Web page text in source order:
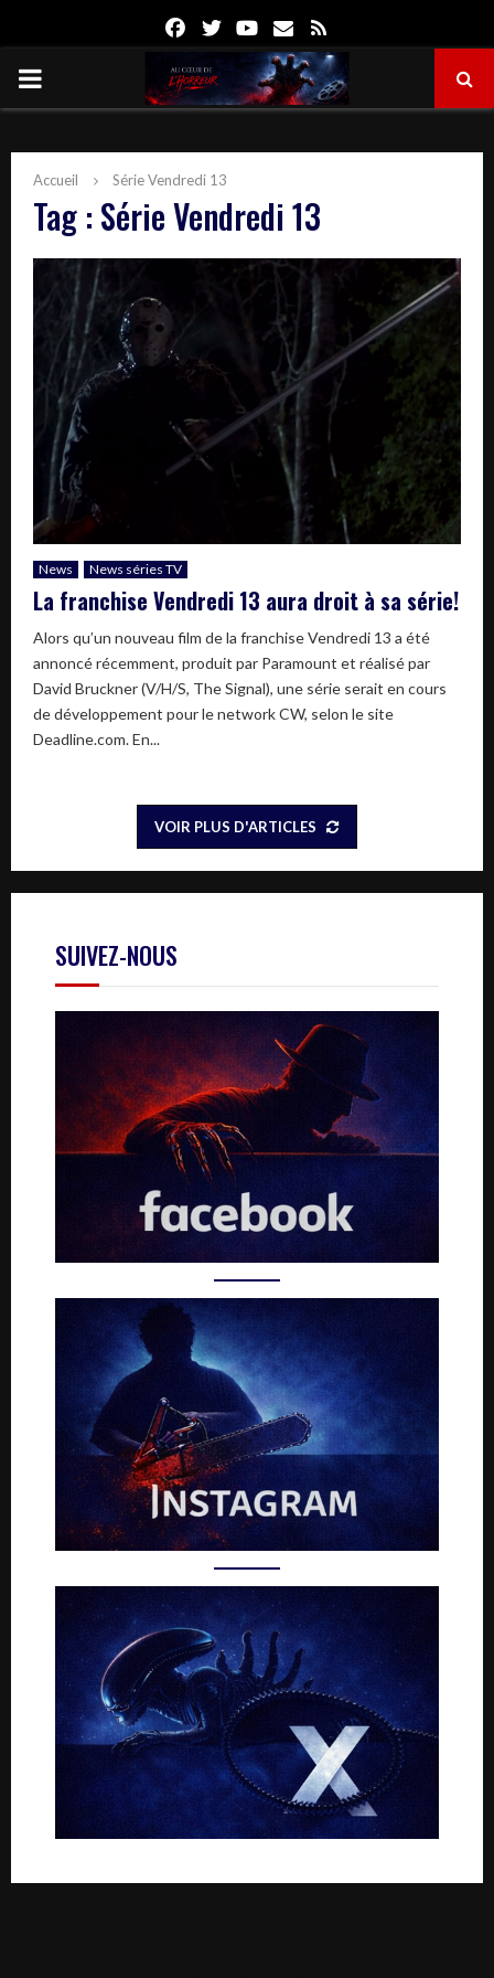
FacebookTwitterYoutube
Email
PRIMARY
Accueil Série Vendredi 13
Tag : Série Vendredi 13
News News séries TV
La franchise Vendredi 13 aura droit à sa série!
Alors qu’un nouveau film de la franchise Vendredi 13 a été
annoncé récemment, produit par Paramount et réalisé par
David Bruckner (V/H/S, The Signal), une série serait en cours
de développement pour le network CW, selon le site
Deadline.com. En...
VOIR PLUS D'ARTICLES
SUIVEZ-NOUS